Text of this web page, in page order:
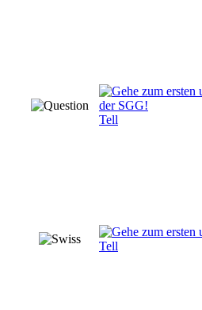
der SGG!
Tell
Tell